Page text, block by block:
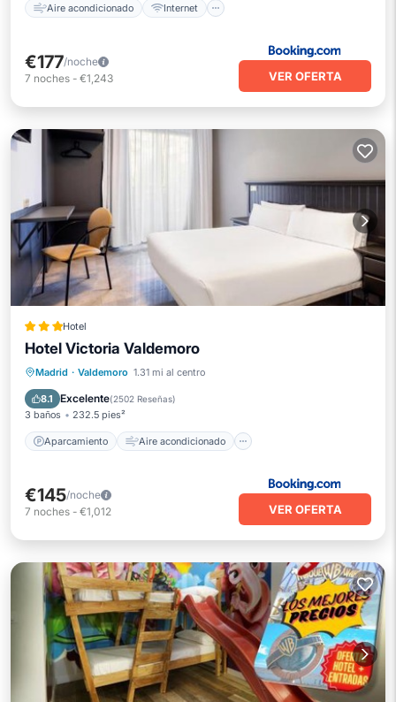
Aire acondicionado Internet
€177/noche
7 noches - €1,243 VER OFERTA
Hotel
Hotel Victoria Valdemoro
Madrid · Valdemoro 1.31 mi al centro
8.1 Excelente(2502 Reseñas)
3 baños 232.5 pies²
Aparcamiento Aire acondicionado
Aparcamiento
Aire acondicionado
Internet
Apto para niños
€145/noche
7 noches - €1,012 VER OFERTA